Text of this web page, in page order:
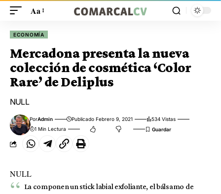
Aa
ECONOMÍA
Mercadona presenta la nueva
colección de cosmética ‘Color
Rare’ de Deliplus
NULL
PorAdmin Publicado Febrero 9, 2021
534 Vistas
1 Min Lectura
NULL
La componen un stick labial exfoliante, el bálsamo de